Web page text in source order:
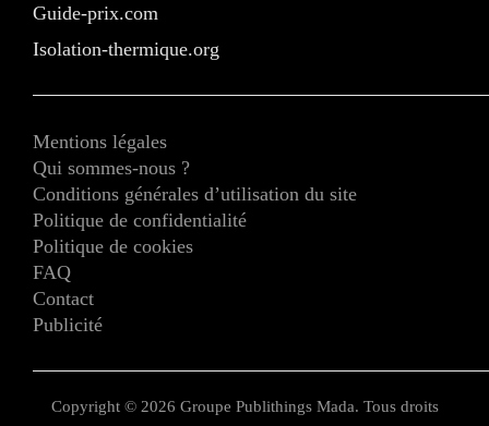
Guide-prix.com
Isolation-thermique.org
Mentions légales
Qui sommes-nous ?
Conditions générales d’utilisation du site
Politique de confidentialité
Politique de cookies
FAQ
Contact
Publicité
Copyright © 2026 Groupe Publithings Mada. Tous droits